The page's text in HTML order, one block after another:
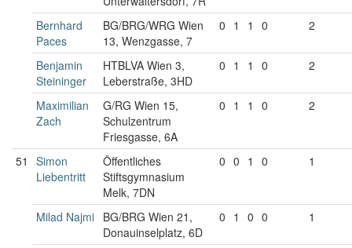
Bernhard
Paces
BG/BRG/WRG Wien
13, Wenzgasse, 7
0 1 1 0 2
Benjamin
Steininger
HTBLVA Wien 3,
Leberstraße, 3HD
0 1 1 0 2
Maximilian
Zach
G/RG Wien 15,
Schulzentrum
Friesgasse, 6A
0 1 1 0 2
51
Simon
Liebentritt
Öffentliches
Stiftsgymnasium
Melk, 7DN
0 0 1 0 1
Milad Najmi BG/BRG Wien 21,
Donauinselplatz, 6D
0 1 0 0 1